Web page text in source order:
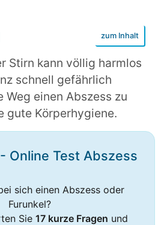
Stirn kann völlig harmlos
schnell gefährlich
Weg einen Abszess zu
gute Körperhygiene.
Online Test Abszess
sich einen Abszess oder
Furunkel?
Sie 17 kurze Fragen und